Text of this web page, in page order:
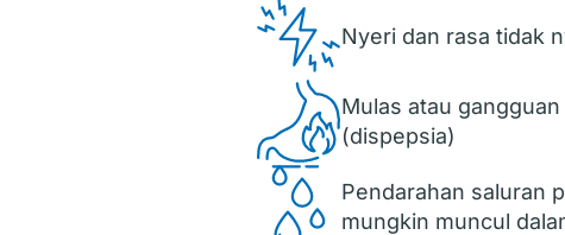
Nyeri dan rasa tidak
Mulas atau
(dispepsia)
Pendarahan saluran
mungkin muncul